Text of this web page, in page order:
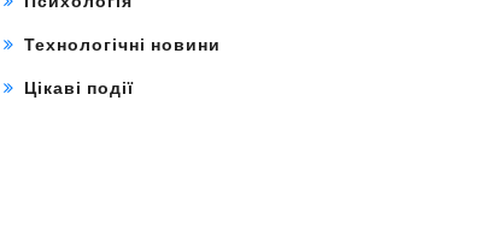
Технологічні новини
Цікаві події